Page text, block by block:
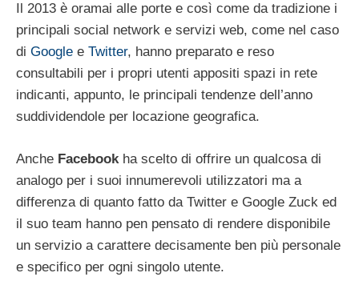
Il 2013 è oramai alle porte e così come da tradizione i
principali social network e servizi web, come nel caso
di Google e Twitter, hanno preparato e reso
consultabili per i propri utenti appositi spazi in rete
indicanti, appunto, le principali tendenze dell’anno
suddividendole per locazione geografica.
Anche Facebook ha scelto di offrire un qualcosa di
analogo per i suoi innumerevoli utilizzatori ma a
differenza di quanto fatto da Twitter e Google Zuck ed
il suo team hanno pen pensato di rendere disponibile
un servizio a carattere decisamente ben più personale
e specifico per ogni singolo utente.